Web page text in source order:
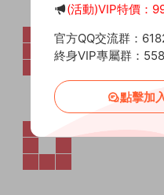
(活動)VIP特價：
官方QQ交流群：
終身VIP專屬群：
點擊加